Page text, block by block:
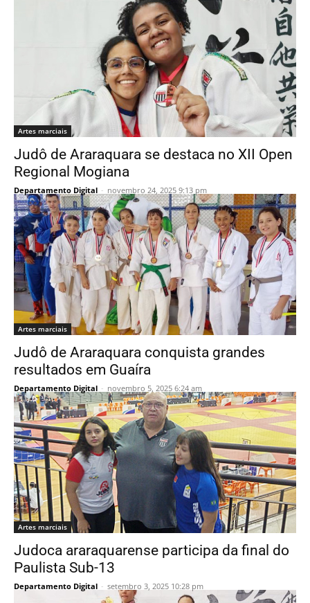
Artes marciais
Judô de Araraquara se destaca no XII Open
Regional Mogiana
Departamento Digital - novembro 24, 2025 9:13 pm
Artes marciais
Judô de Araraquara conquista grandes
resultados em Guaíra
Departamento Digital - novembro 5, 2025 6:24 am
Artes marciais
Judoca araraquarense participa da final do
Paulista Sub-13
Departamento Digital - setembro 3, 2025 10:28 pm